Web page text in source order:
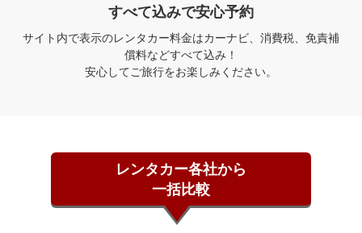
すべて込みで安心予約
サイト内で表示のレンタカー料金はカーナビ、消費税、免責補
償料などすべて込み！
安心してご旅行をお楽しみください。
レンタカー各社から
一括比較